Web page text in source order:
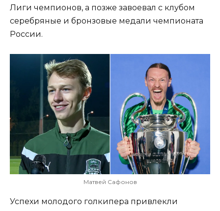
Лиги чемпионов, а позже завоевал с клубом
серебряные и бронзовые медали чемпионата
России.
Матвей Сафонов
Успехи молодого голкипера привлекли